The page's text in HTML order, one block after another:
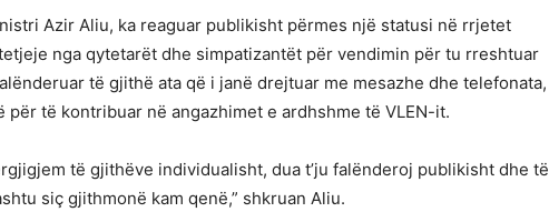
Azir Aliu, ka reaguar publikisht përmes një statusi në rrjetet
nga qytetarët dhe simpatizantët për vendimin për tu rreshtuar
të gjithë ata që i janë drejtuar me mesazhe dhe telefonata,
të kontribuar në angazhimet e ardhshme të VLEN-it.
të gjithëve individualisht, dua t’ju falënderoj publikisht dhe të
siç gjithmonë kam qenë,” shkruan Aliu.